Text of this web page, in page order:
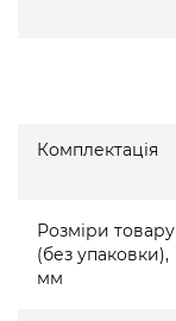
Комплектація
Розміри товару
(без упаковки),
мм